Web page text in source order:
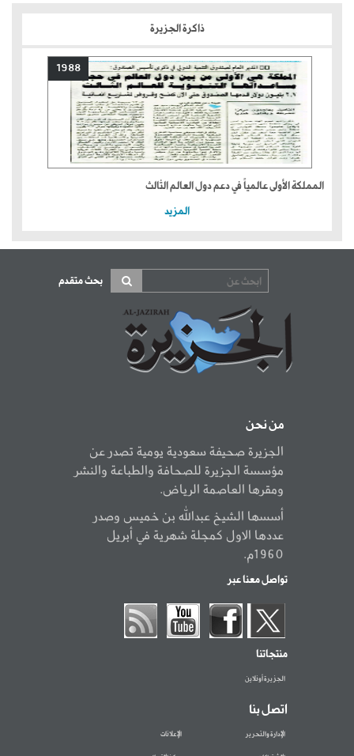
ذاكرة الجزيرة
1988
المملكة الأولى عالمياً في دعم دول العالم الثالث
المزيد
بحث متقدم
من نحن
الجزيرة صحيفة سعودية يومية تصدر عن
مؤسسة الجزيرة للصحافة والطباعة والنشر
ومقرها العاصمة الرياض.
أسسها الشيخ عبدالله بن خميس وصدر
عددها الاول كمجلة شهرية في أبريل
1960م.
تواصل معنا عبر
منتجاتنا
الجزيرة أونلاين
اتصل بنا
الإدارة والتحرير الإعلانات